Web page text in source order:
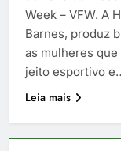
Week – VFW. A
Barnes, produz
as mulheres
jeito esportivo
Leia mais